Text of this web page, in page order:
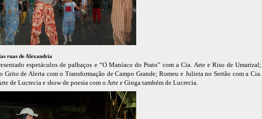
ruas de Alexandria
espetáculos de palhaços e “O Maníaco do Prato” com a Cia. Arte e Riso de Umarizal;
Grito de Alerta com o Transformação de Campo Grande; Romeu e Julieta no Sertão com a Cia.
de Lucrecia e show de poesia com o Arte e Ginga também de Lucrecia.